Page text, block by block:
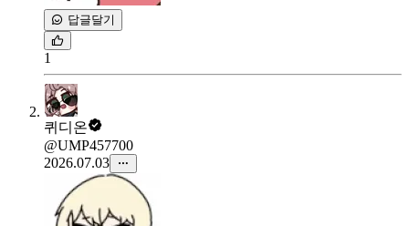
답글달기
1
퀴디온
@UMP457700
2026.07.03